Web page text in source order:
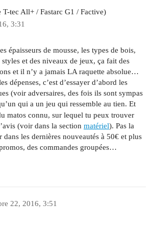
T-tec All+ / Fastarc G1 / Factive)
3:31
épaisseurs de mousse, les types de bois,
et des niveaux de jeux, ça fait des
et il n’y a jamais LA raquette absolue…
dépenses, c’est d’essayer d’abord les
(voir adversaires, des fois ils sont sympas
qui a un jeu qui ressemble au tien. Et
matos connu, sur lequel tu peux trouver
(voir dans la section matériel). Pas la
dans les dernières nouveautés à 50€ et plus
des commandes groupées…
22, 2016, 3:51